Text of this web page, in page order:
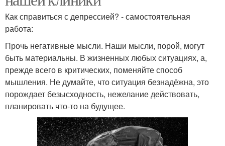
Как справиться с депрессией? - самостоятельная
работа:
Прочь негативные мысли. Наши мысли, порой, могут
быть материальны. В жизненных любых ситуациях, а,
прежде всего в критических, поменяйте способ
мышления. Не думайте, что ситуация безнадёжна, это
порождает безысходность, нежелание действовать,
планировать что-то на будущее.